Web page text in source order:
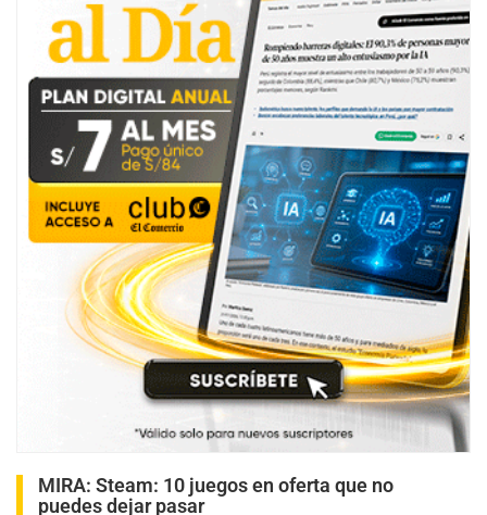
MIRA: Steam: 10 juegos en oferta que no
puedes dejar pasar